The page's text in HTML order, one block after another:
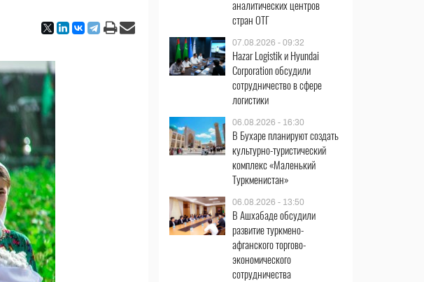
аналитических центров
стран ОТГ
07.08.2026 - 09:32
Hazar Logistik и Hyundai
Corporation обсудили
сотрудничество в сфере
логистики
06.08.2026 - 16:30
В Бухаре планируют создать
культурно-туристический
комплекс «Маленький
Туркменистан»
06.08.2026 - 13:50
В Ашхабаде обсудили
развитие туркмено-
афганского торгово-
экономического
сотрудничества